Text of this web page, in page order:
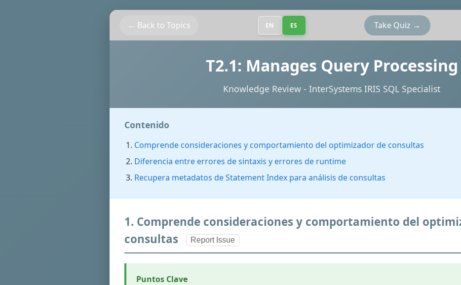
← Back to Topics EN ES Take Quiz →
T2.1: Manages Query Processing
Knowledge Review - InterSystems IRIS SQL Specialist
Contenido
Comprende consideraciones y comportamiento del optimizador de consultas
Diferencia entre errores de sintaxis y errores de runtime
Recupera metadatos de Statement Index para análisis de consultas
1. Comprende consideraciones y comportamiento del
consultas
Report Issue
Puntos Clave